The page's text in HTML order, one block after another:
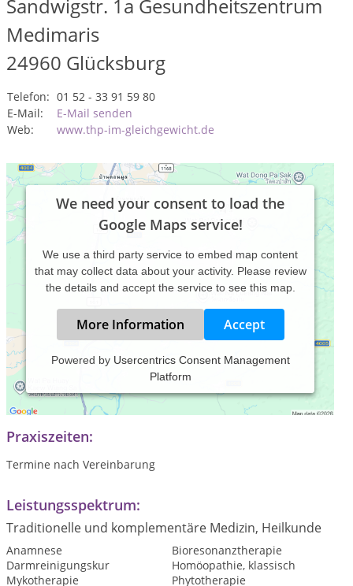
Sandwigstr. 1a Gesundheitszentrum
Medimaris
24960 Glücksburg
Telefon: 01 52 - 33 91 59 80
E-Mail:
E-Mail senden
Web:
www.thp-im-gleichgewicht.de
We need your consent to load the
Google Maps service!
We use a third party service to embed map content
that may collect data about your activity. Please review
the details and accept the service to see this map.
More Information Accept
Powered by Usercentrics Consent Management
Platform
Naturheilkunde, Homöopathie und Bioresonanztherapie für
Klein- und Großtiere.
Praxiszeiten:
Termine nach Vereinbarung
Leistungsspektrum:
Traditionelle und komplementäre Medizin, Heilkunde
Anamnese
Bioresonanztherapie
Darmreinigungskur
Homöopathie, klassisch
Mykotherapie
Phytotherapie